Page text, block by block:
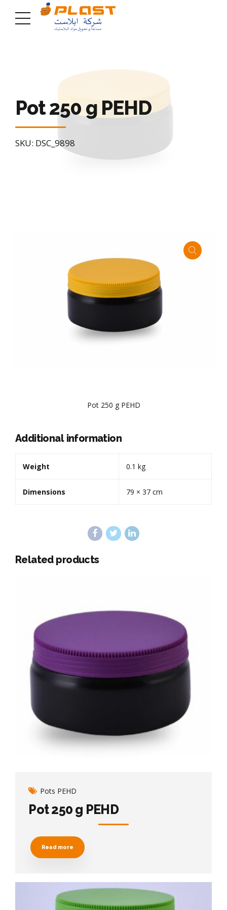
Pot 250 g PEHD
SKU: DSC_9898
Pot 250 g PEHD
Additional information
Weight 0.1 kg
Dimensions 79 × 37 cm
Related products
Pots PEHD
Pot 250 g PEHD
Read more